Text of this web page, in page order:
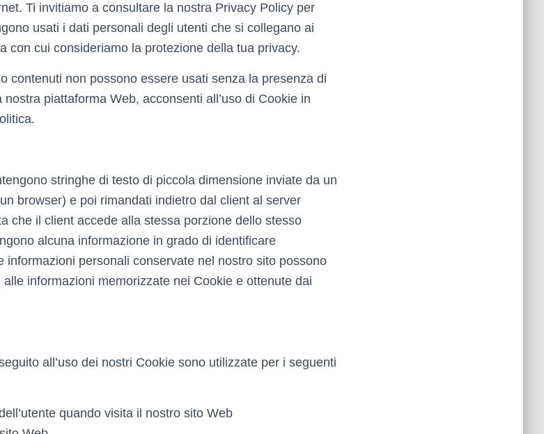
Ti invitiamo a consultare la nostra Privacy Policy per
usati i dati personali degli utenti che si collegano ai
con cui consideriamo la protezione della tua privacy.
contenuti non possono essere usati senza la presenza di
piattaforma Web, acconsenti all’uso di Cookie in
stringhe di testo di piccola dimensione inviate da un
browser) e poi rimandati indietro dal client al server
che il client accede alla stessa porzione dello stesso
alcuna informazione in grado di identificare
informazioni personali conservate nel nostro sito possono
informazioni memorizzate nei Cookie e ottenute dai
all’uso dei nostri Cookie sono utilizzate per i seguenti
quando visita il nostro sito Web